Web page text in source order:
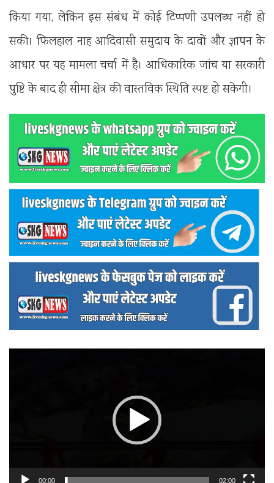
किया गया, लेकिन इस संबंध में कोई टिप्पणी उपलब्ध नहीं हो
सकी। फिलहाल नाह आदिवासी समुदाय के दावों और ज्ञापन के
आधार पर यह मामला चर्चा में है। आधिकारिक जांच या सरकारी
पुष्टि के बाद ही सीमा क्षेत्र की वास्तविक स्थिति स्पष्ट हो सकेगी।
00:00 02:00